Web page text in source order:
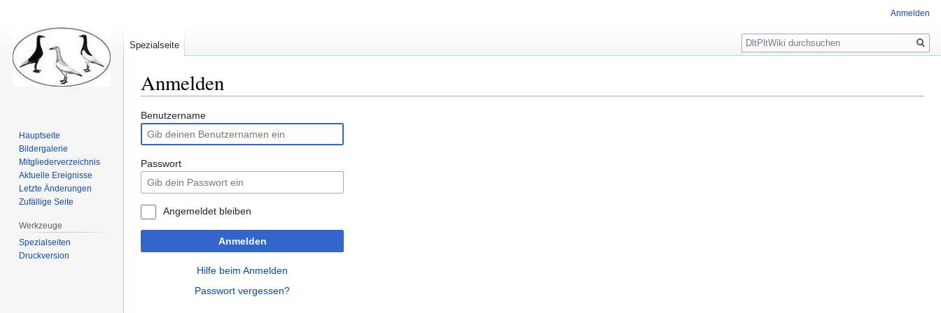
Anmelden
Zur
Navigation
springen
Zur
Suche
springen
Benutzername
Passwort
Angemeldet bleiben
Anmelden
Hilfe beim Anmelden
Passwort vergessen?
Anmelden
Spezialseite
Suche
Hauptseite
Bildergalerie
Mitgliederverzeichnis
Aktuelle Ereignisse
Letzte Änderungen
Zufällige Seite
Werkzeuge
Spezialseiten
Druckversion